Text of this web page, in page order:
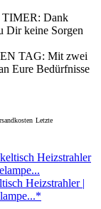
Dank
Dir keine Sorgen
TAG: Mit zwei
Eure Bedürfnisse
Letzte
Heizstrahler |